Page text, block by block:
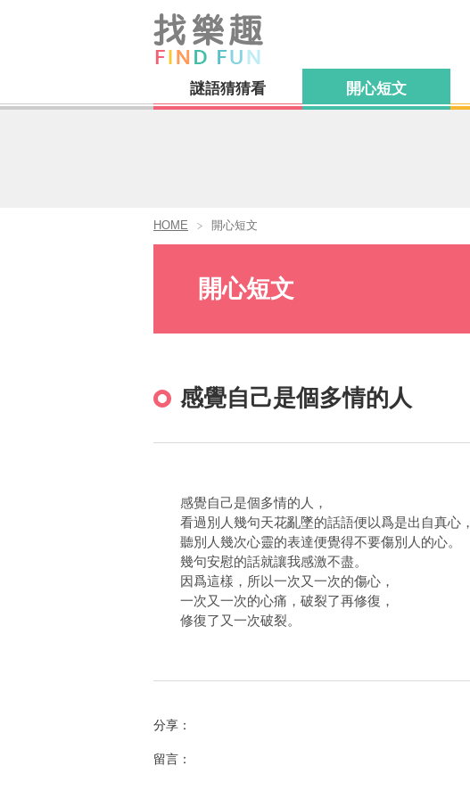
謎語猜猜看 開心短文
HOME 開心短文
開心短文
感覺自己是個多情的人
感覺自己是個多情的人，
看過別人幾句天花亂墜的話語便以爲是出自真心，
聽別人幾次心靈的表達便覺得不要傷別人的心。
幾句安慰的話就讓我感激不盡。
因爲這樣，所以一次又一次的傷心，
一次又一次的心痛，破裂了再修復，
修復了又一次破裂。
分享：
留言：